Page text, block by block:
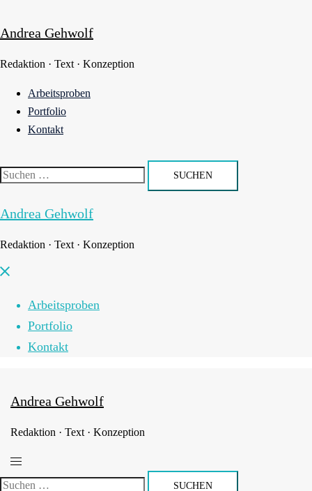
Inhalt
Andrea Gehwolf
Redaktion · Text · Konzeption
Arbeitsproben
Portfolio
Kontakt
Suchen
Andrea Gehwolf
Redaktion · Text · Konzeption
Menü
Arbeitsproben
Portfolio
Kontakt
Andrea Gehwolf
Redaktion · Text · Konzeption
Menü
umschalten
Suchen